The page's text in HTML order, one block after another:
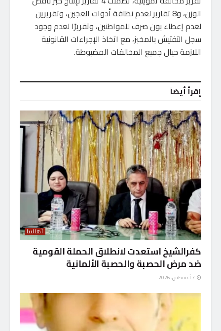
الوزن، و8 تقارير لعدم نظافة أدوات العجين، وتقريرين
لعدم إعطاء بون صرف للمواطنين، وتقريرًا لعدم وجود
سجل التفتيش بالمخبز، مع اتخاذ الإجراءات القانونية
اللازمة حيال جميع المخالفات المضبوطة.
إقرأ أيضاً
أهالينا
كفرالشيخ استعدت لانطلاق الحملة القومية
ضد مرض الحصبة والحصبة الألمانية